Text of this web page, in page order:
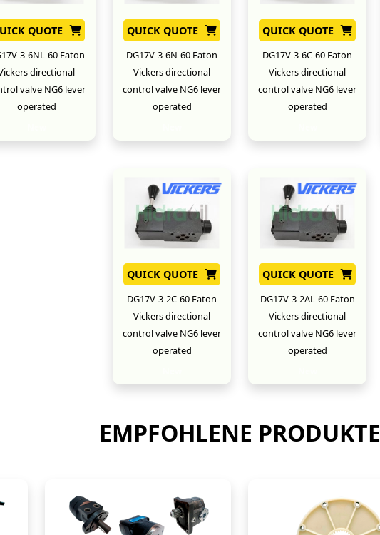
QUOTE
3-6NL-60 Eaton
directional
valve NG6 lever
operated
QUICK QUOTE
DG17V-3-6N-60 Eaton
Vickers directional
control valve NG6 lever
operated
QUICK QUOTE
DG17V-3-6C-60 Eaton
Vickers directional
control valve NG6 lever
operated
QUICK QUOTE
DG17V-3-2C-60 Eaton
Vickers directional
control valve NG6 lever
operated
QUICK QUOTE
DG17V-3-2AL-60 Eaton
Vickers directional
control valve NG6 lever
operated
EMPFOHLENE PRODUKTE